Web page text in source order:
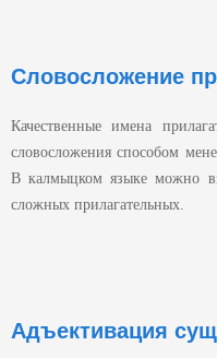
Словосложение
Качественные имена
словосложения способом
В калмыцком языке можно
сложных прилагательных.
Адъективация